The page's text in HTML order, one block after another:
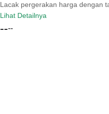
Lacak pergerakan harga dengan
Lihat Detailnya
----